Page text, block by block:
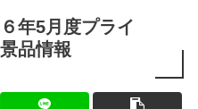
年5月度プライ
品情報